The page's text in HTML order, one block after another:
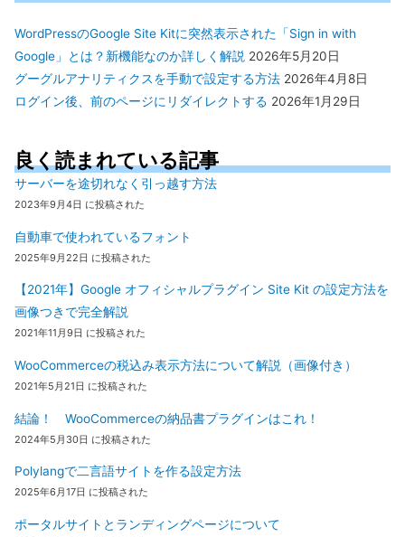
WordPressのGoogle Site Kitに突然表示された「Sign in with
Google」とは？新機能なのか詳しく解説 2026年5月20日
グーグルアナリティクスを手動で設定する方法 2026年4月8日
ログイン後、前のページにリダイレクトする 2026年1月29日
良く読まれている記事
サーバーを途切れなく引っ越す方法
2023年9月4日 に投稿された
自動車で使われているフォント
2025年9月22日 に投稿された
【2021年】Google オフィシャルプラグイン Site Kit の設定方法を
画像つきで完全解説
2021年11月9日 に投稿された
WooCommerceの税込み表示方法について解説（画像付き）
2021年5月21日 に投稿された
結論！ WooCommerceの納品書プラグインはこれ！
2024年5月30日 に投稿された
Polylangで二言語サイトを作る設定方法
2025年6月17日 に投稿された
ポータルサイトとランディングページについて